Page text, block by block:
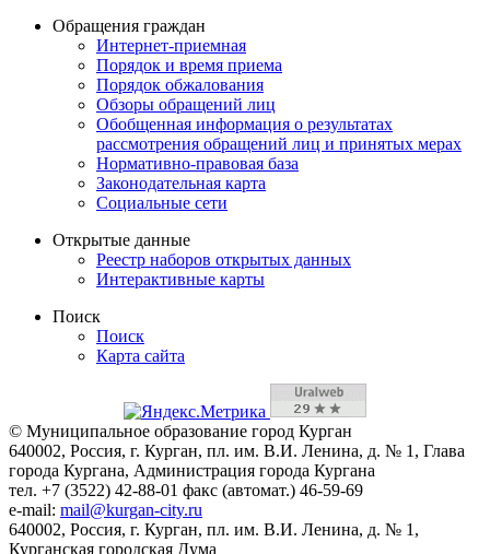
Обращения граждан
Интернет-приемная
Порядок и время приема
Порядок обжалования
Обзоры обращений лиц
Обобщенная информация о результатах
рассмотрения обращений лиц и принятых мерах
Нормативно-правовая база
Законодательная карта
Социальные сети
Открытые данные
Реестр наборов открытых данных
Интерактивные карты
Поиск
Поиск
Карта сайта
© Муниципальное образование город Курган
640002, Россия, г. Курган, пл. им. В.И. Ленина, д. № 1, Глава
города Кургана, Администрация города Кургана
тел. +7 (3522) 42-88-01 факс (автомат.) 46-59-69
e-mail: mail@kurgan-city.ru
640002, Россия, г. Курган, пл. им. В.И. Ленина, д. № 1,
Курганская городская Дума